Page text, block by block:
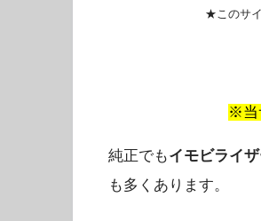
★このサ
※当
純正でもイモビライ
も多くあります。